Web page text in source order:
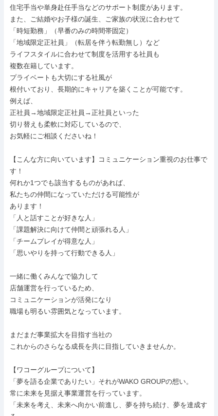
住宅手当や単身赴任手当などのサポート制度があります。
また、ご結婚やお子様の誕生、ご家族の状況に合わせて
「時短勤務」（早番のみの時間帯固定）
「地域限定正社員」（転居を伴う転勤無し）など
ライフスタイルに合わせて制度を活用する社員も
複数在籍しています。
プライベートも大切にする社風が
根付いており、長期的にキャリアを築くことが可能です。
例えば、
正社員→地域限定正社員→正社員といった
切り替えも柔軟に対応しているので、
お気軽にご相談くださいね！
【こんな方に向いています】コミュニケーション重視のお仕事で
す！
何れか1つでも該当するものがあれば、
私たちの仲間になっていただける可能性が
あります！
「人と話すことが好きな人」
「課題解決に向けて仲間と頑張れる人」
「チームプレイが得意な人」
「思いやりを持って行動できる人」
一緒に働くみんなで協力して
店舗運営を行っているため、
コミュニケーションが活発になり
職場も明るい雰囲気となっています。
まだまだ事業拡大を目指す当社の
これからのさらなる成長を共に目指していきませんか。
【ワコーグループについて】
「夢を語る企業でありたい」それがWAKO GROUPの想い。
常に未来を見据え事業運営を行っています。
「未来を考え、未来へ向かい前進し、夢を持ち続け、夢を達成す